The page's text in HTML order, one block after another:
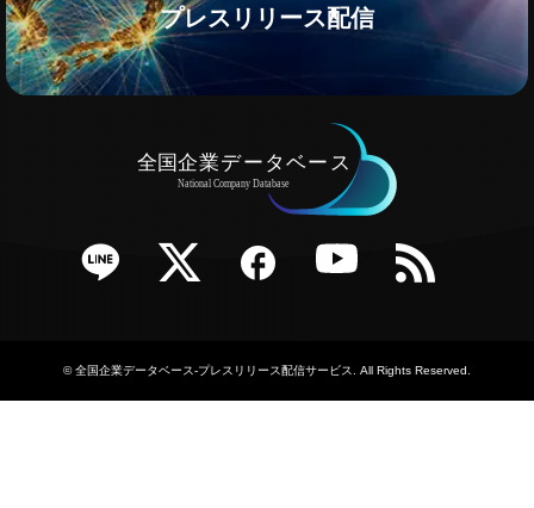
プレスリリース配信
Twitter Facebook YouTube RSS
©全国企業データベース-プレスリリース配信サービス . All Rights Reserved.